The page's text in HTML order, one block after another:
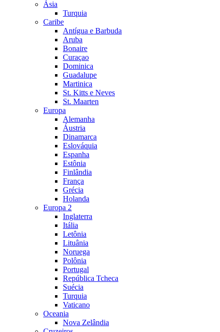
Ásia
Turquia
Caribe
Antígua e Barbuda
Aruba
Bonaire
Curaçao
Dominica
Guadalupe
Martinica
St. Kitts e Neves
St. Maarten
Europa
Alemanha
Áustria
Dinamarca
Eslováquia
Espanha
Estônia
Finlândia
França
Grécia
Holanda
Europa 2
Inglaterra
Itália
Letônia
Lituânia
Noruega
Polônia
Portugal
República Tcheca
Suécia
Turquia
Vaticano
Oceania
Nova Zelândia